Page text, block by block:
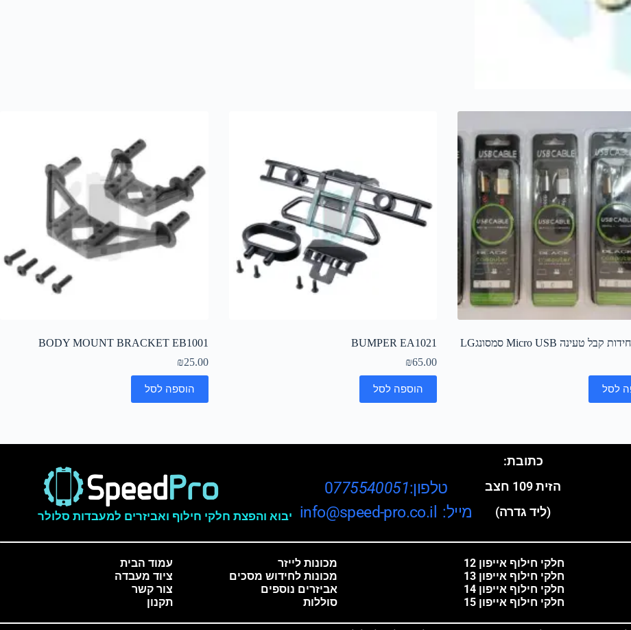
לסל
BUMPER EA1021
₪65.00
הוספה לסל
BODY MOUNT BRACKET EB1001
₪25.00
הוספה לסל
יבוא והפצת חלקי חילוף ואביזרים למעבדות סלולר
טלפון:0775540051
מייל: info@speed-pro.co.il
כתובת:
הזית 109 חצב
(ליד גדרה)
עמוד הבית
ציוד מעבדה
צור קשר
תקנון
מכונות לייזר
מכונות לחידוש מסכים
אביזרים נוספים
סוללות
חלקי חילוף אייפון 12
חלקי חילוף אייפון 13
חלקי חילוף אייפון 14
חלקי חילוף אייפון 15